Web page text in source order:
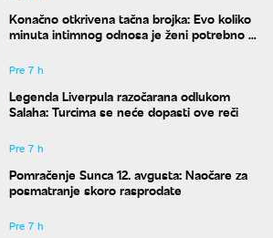
Konačno otkrivena tačna brojka: Evo koliko
minuta intimnog odnosa je ženi potrebno da
Pre 7 h
Legenda Liverpula razočarana odlukom
Salaha: Turcima se neće dopasti ove reči
Pre 7 h
Pomračenje Sunca 12. avgusta: Naočare za
posmatranje skoro rasprodate
Pre 7 h